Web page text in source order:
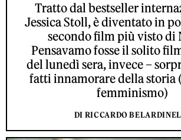
Tratto dal bestseller
Jessica Stoll, è diventato in
secondo film più visto di
Pensavamo fosse il solito
del lunedì sera, invece –
fatti innamorare della storia
femminismo)
DI RICCARDO